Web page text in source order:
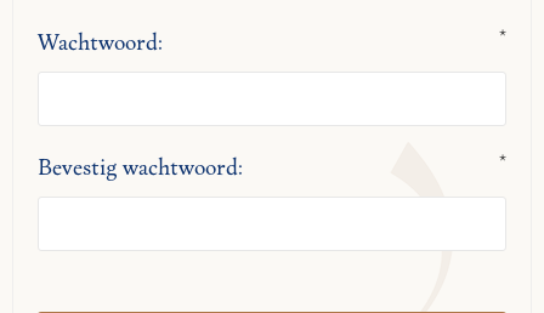
Wachtwoord: *
Bevestig wachtwoord: *